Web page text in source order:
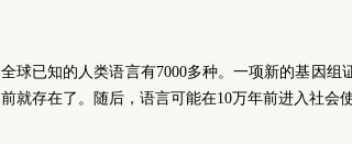
全球已知的人类语言有7000多种。 一项新的基因组
前就存在了。随后，语言可能在10万年前进入社会